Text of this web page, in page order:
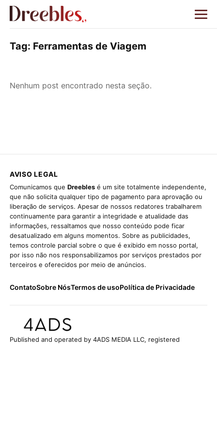
Tag: Ferramentas de Viagem
Nenhum post encontrado nesta seção.
AVISO LEGAL
Comunicamos que Dreebles é um site totalmente independente,
que não solicita qualquer tipo de pagamento para aprovação ou
liberação de serviços. Apesar de nossos redatores trabalharem
continuamente para garantir a integridade e atualidade das
informações, ressaltamos que nosso conteúdo pode ficar
desatualizado em alguns momentos. Sobre as publicidades,
temos controle parcial sobre o que é exibido em nosso portal,
por isso não nos responsabilizamos por serviços prestados por
terceiros e oferecidos por meio de anúncios.
ContatoSobre NósTermos de usoPolítica de Privacidade
Published and operated by 4ADS MEDIA LLC, registered